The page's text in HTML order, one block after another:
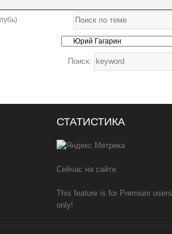
Поиск:
СТАТИСТИКА
Сейчас на сайте
This feature is for Premium users
only!